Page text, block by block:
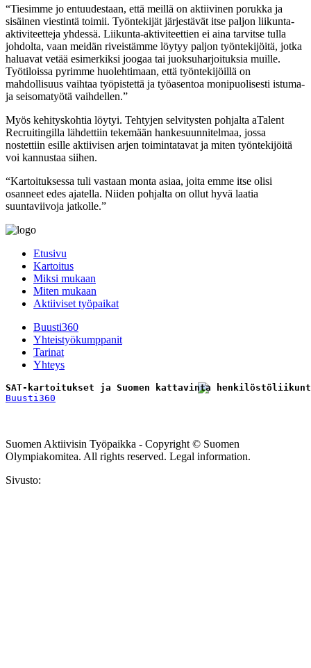
“Tiesimme jo entuudestaan, että meillä on aktiivinen porukka ja
sisäinen viestintä toimii. Työntekijät järjestävät itse paljon liikunta-
aktiviteetteja yhdessä. Liikunta-aktiviteettien ei aina tarvitse tulla
johdolta, vaan meidän riveistämme löytyy paljon työntekijöitä, jotka
haluavat vetää esimerkiksi joogaa tai juoksuharjoituksia muille.
Työtiloissa pyrimme huolehtimaan, että työntekijöillä on
mahdollisuus vaihtaa työpistettä ja työasentoa monipuolisesti istuma-
ja seisomatyötä vaihdellen.”
Myös kehityskohtia löytyi. Tehtyjen selvitysten pohjalta aTalent
Recruitingilla lähdettiin tekemään hankesuunnitelmaa, jossa
nostettiin esille aktiivisen arjen toimintatavat ja miten työntekijöitä
voi kannustaa siihen.
“Kartoituksessa tuli vastaan monta asiaa, joita emme itse olisi
osanneet edes ajatella. Niiden pohjalta on ollut hyvä laatia
suuntaviivoja jatkolle.”
Etusivu
Kartoitus
Miksi mukaan
Miten mukaan
Aktiiviset työpaikat
Buusti360
Yhteistyökumppanit
Tarinat
Yhteys
SAT-kartoitukset ja Suomen kattavinta
Buusti360
Suomen Aktiivisin Työpaikka - Copyright © Suomen
Olympiakomitea. All rights reserved. Legal information.
Sivusto: